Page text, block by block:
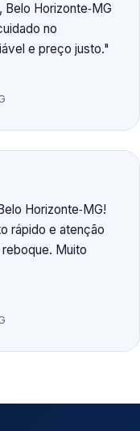
Belo Horizonte‑MG
no
e preço justo.
Horizonte‑MG!
rápido e atenção
Muito